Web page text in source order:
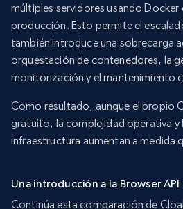
múltiples servidores usando Docker
producción. Esto permite el
también introduce una sobrecarga
orquestación de contenedores, la
monitorización y el mantenimiento
Como resultado, aunque el propio
gratuito, la complejidad operativa
infraestructura aumentan a medida
Una introducción a la Browser
Continúa esta comparación de